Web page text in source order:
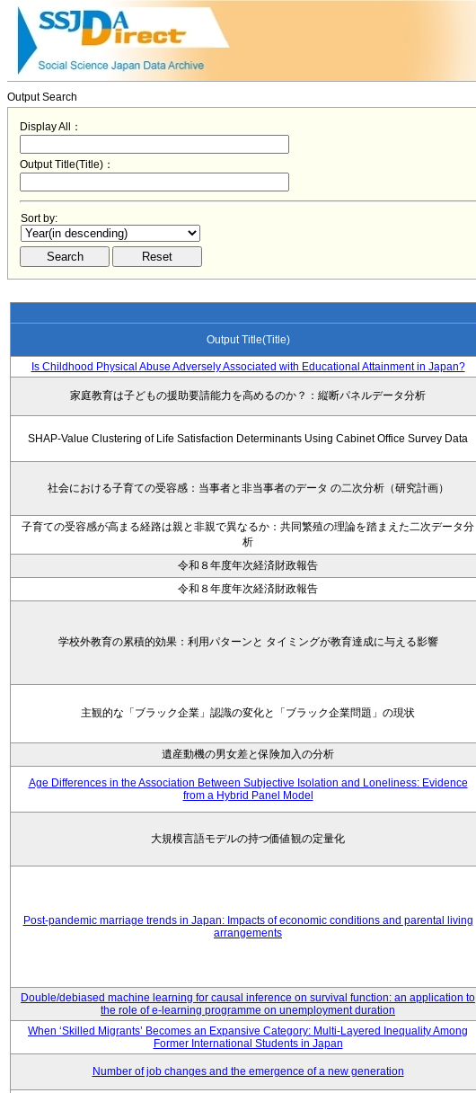
Output Search
Display All：
Output Title(Title)：
Sort by:
Output Title(Title)
Is Childhood Physical Abuse Adversely Associated with Educational Attainment in Japan?
家庭教育は子どもの援助要請能力を高めるのか？：縦断パネルデータ分析
SHAP-Value Clustering of Life Satisfaction Determinants Using Cabinet Office Survey Data
社会における子育ての受容感：当事者と非当事者のデータ の二次分析（研究計画）
子育ての受容感が高まる経路は親と非親で異なるか：共同繁殖の理論を踏まえた二次データ分
析
令和８年度年次経済財政報告
令和８年度年次経済財政報告
学校外教育の累積的効果：利用パターンと タイミングが教育達成に与える影響
主観的な「ブラック企業」認識の変化と「ブラック企業問題」の現状
遺産動機の男女差と保険加入の分析
Age Differences in the Association Between Subjective Isolation and Loneliness: Evidence
from a Hybrid Panel Model
大規模言語モデルの持つ価値観の定量化
Post-pandemic marriage trends in Japan: Impacts of economic conditions and parental living
arrangements
Double/debiased machine learning for causal inference on survival function: an application to
the role of e-learning programme on unemployment duration
When ‘Skilled Migrants’ Becomes an Expansive Category: Multi-Layered Inequality Among
Former International Students in Japan
Number of job changes and the emergence of a new generation